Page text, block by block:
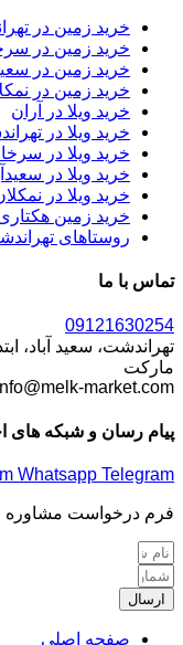
خرید زمین در
خرید زمین در
خرید زمین در
خرید زمین در
خرید ویلا در آران
خرید ویلا در
خرید ویلا در
خرید ویلا در
خرید ویلا در
خرید زمین
روستاهای
تماس با ما
09121630254
تهراندشت، سعید آباد،
مارکت
market.com
پیام رسان و شبکه های
Whatsapp Telegram
فرم درخواست مشاوره
ارسال
صفحه اصلی